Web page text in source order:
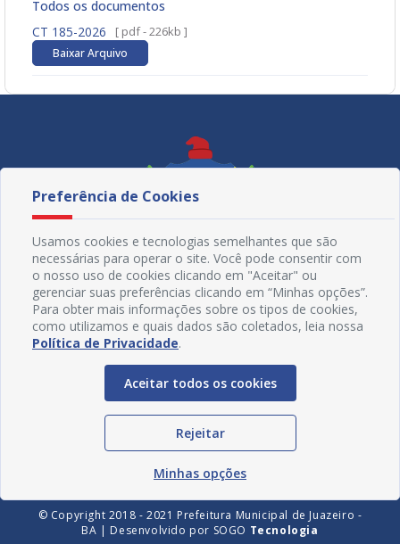
Todos os documentos
CT 185-2026
[ pdf - 226kb ]
Baixar Arquivo
Redes Sociais
© Copyright 2018 - 2021 Prefeitura Municipal de Juazeiro -
BA | Desenvolvido por SOGO Tecnologia
Preferência de Cookies
Usamos cookies e tecnologias semelhantes que são
necessárias para operar o site. Você pode consentir com
o nosso uso de cookies clicando em "Aceitar" ou
gerenciar suas preferências clicando em “Minhas opções”.
Para obter mais informações sobre os tipos de cookies,
como utilizamos e quais dados são coletados, leia nossa
Política de Privacidade.
Aceitar todos os cookies
Rejeitar
Minhas opções